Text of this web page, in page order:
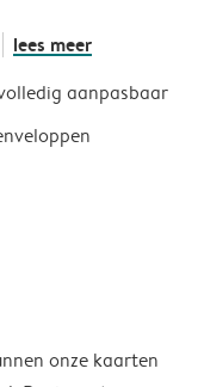
lees meer
aanpasbaar
onze kaarten